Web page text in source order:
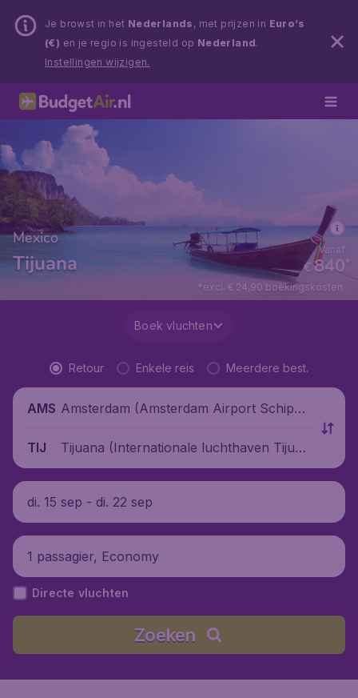
Je browst in het Nederlands , met prijzen in Euro’s
(€) en je regio is ingesteld op Nederland.
Instellingen wijzigen.
Mexico
Tijuana €840*
Vanaf
*excl. € 24,90 boekingskosten.
Boek vluchten
Retour Enkele reis Meerdere best.
AMS Amsterdam (Amsterdam Airport Schipho
TIJ
Tijuana (Internationale luchthaven Tijuan
a), Mexico
di. 15 sep - di. 22 sep
1 passagier, Economy
Directe vluchten
Zoeken